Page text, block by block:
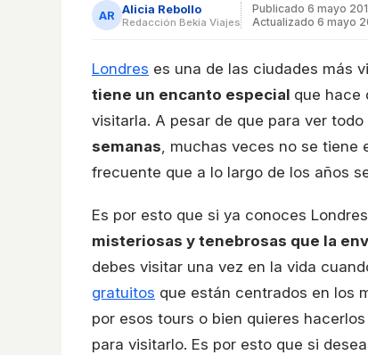
AR Alicia Rebollo
Redacción Bekia Viajes
Publicado 6 mayo
Actualizado 6 mayo
Londres es una de las ciudades más
tiene un encanto especial que hace
visitarla. A pesar de que para ver
semanas , muchas veces no se
frecuente que a lo largo de los años
Es por esto que si ya conoces
misteriosas y tenebrosas que la
debes visitar una vez en la vida
gratuitos que están centrados en los
por esos tours o bien quieres
para visitarlo. Es por esto que si